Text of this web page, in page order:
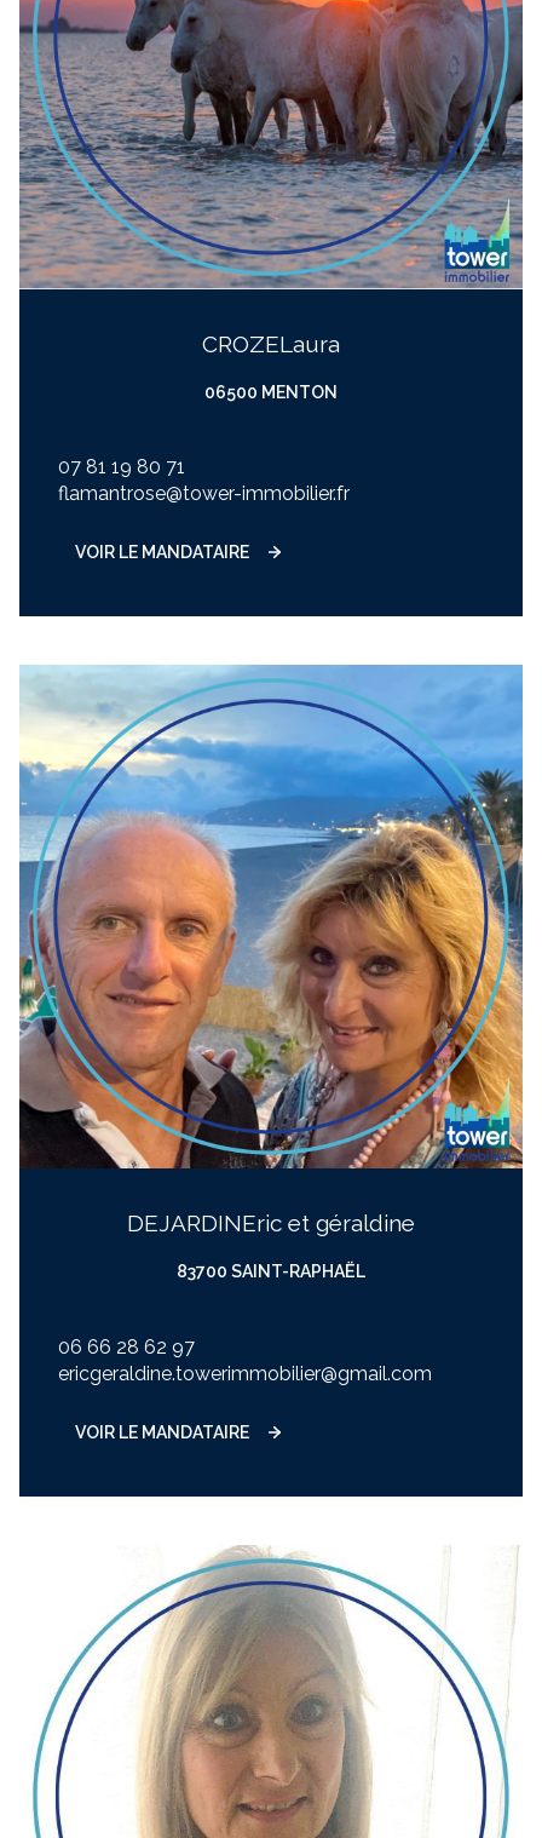
CROZE laura
06500 MENTON
07 81 19 80 71
flamantrose@tower-immobilier.fr
VOIR LE MANDATAIRE
DEJARDIN eric et géraldine
83700 SAINT-RAPHAËL
06 66 28 62 97
ericgeraldine.towerimmobilier@gmail.com
VOIR LE MANDATAIRE